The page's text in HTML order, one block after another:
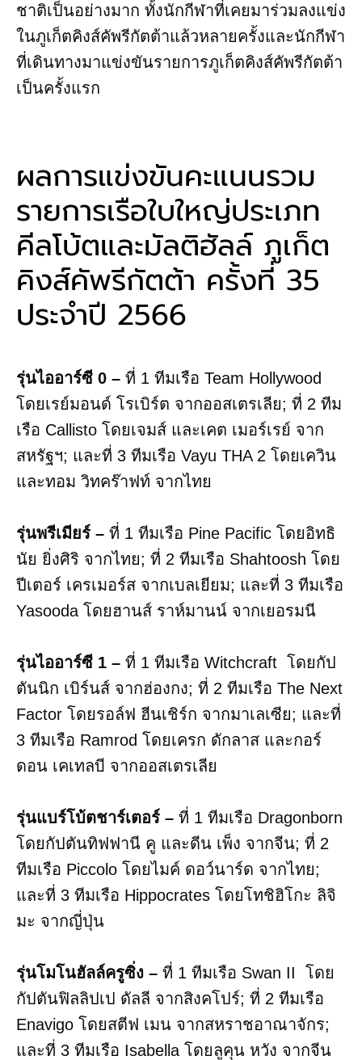
ชาติเป็นอย่างมาก ทั้งนักกีฬาที่เคยมาร่วมลงแข่ง
ในภูเก็ตคิงส์คัพรีกัตต้าแล้วหลายครั้งและนักกีฬา
ที่เดินทางมาแข่งขันรายการภูเก็ตคิงส์คัพรีกัตต้า
เป็นครั้งแรก
ผลการแข่งขันคะแนนรวม
รายการเรือใบใหญ่ประเภท
คีลโบ้ตและมัลติฮัลล์ ภูเก็ต
คิงส์คัพรีกัตต้า ครั้งที่ 35
ประจำปี 2566
รุ่นไออาร์ซี 0 – ที่ 1 ทีมเรือ Team Hollywood
โดยเรย์มอนด์ โรเบิร์ต จากออสเตรเลีย; ที่ 2 ทีม
เรือ Callisto โดยเจมส์ และเคต เมอร์เรย์ จาก
สหรัฐฯ; และที่ 3 ทีมเรือ Vayu THA 2 โดยเควิน
และทอม วิทคร๊าฟท์ จากไทย
รุ่นพรีเมียร์ – ที่ 1 ทีมเรือ Pine Pacific โดยอิทธิ
นัย ยิ่งศิริ จากไทย; ที่ 2 ทีมเรือ Shahtoosh โดย
ปีเตอร์ เครเมอร์ส จากเบลเยียม; และที่ 3 ทีมเรือ
Yasooda โดยฮานส์ ราห์มานน์ จากเยอรมนี
รุ่นไออาร์ซี 1 – ที่ 1 ทีมเรือ Witchcraft โดยกัป
ตันนิก เบิร์นส์ จากฮ่องกง; ที่ 2 ทีมเรือ The Next
Factor โดยรอล์ฟ ฮีนเชิร์ก จากมาเลเซีย; และที่
3 ทีมเรือ Ramrod โดยเครก ดักลาส และกอร์
ดอน เคเทลบี จากออสเตรเลีย
รุ่นแบร์โบ้ตชาร์เตอร์ – ที่ 1 ทีมเรือ Dragonborn
โดยกัปตันทิฟฟานี คู และดีน เพ็ง จากจีน; ที่ 2
ทีมเรือ Piccolo โดยไมค์ ดอว์นาร์ด จากไทย;
และที่ 3 ทีมเรือ Hippocrates โดยโทชิฮิโกะ ลิจิ
มะ จากญี่ปุ่น
รุ่นโมโนฮัลล์ครูซิ่ง – ที่ 1 ทีมเรือ Swan II โดย
กัปตันฟิลลิปเป ดัลลี จากสิงคโปร์; ที่ 2 ทีมเรือ
Enavigo โดยสตีฟ เมน จากสหราชอาณาจักร;
และที่ 3 ทีมเรือ Isabella โดยลูคุน หวัง จากจีน